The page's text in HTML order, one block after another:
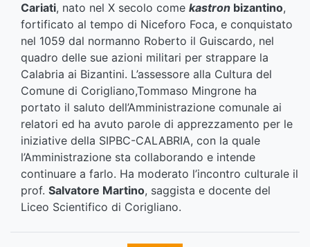
Cariati, nato nel X secolo come kastron bizantino,
fortificato al tempo di Niceforo Foca, e conquistato
nel 1059 dal normanno Roberto il Guiscardo, nel
quadro delle sue azioni militari per strappare la
Calabria ai Bizantini. L’assessore alla Cultura del
Comune di Corigliano,Tommaso Mingrone ha
portato il saluto dell’Amministrazione comunale ai
relatori ed ha avuto parole di apprezzamento per le
iniziative della SIPBC-CALABRIA, con la quale
l’Amministrazione sta collaborando e intende
continuare a farlo. Ha moderato l’incontro culturale il
prof. Salvatore Martino, saggista e docente del
Liceo Scientifico di Corigliano.